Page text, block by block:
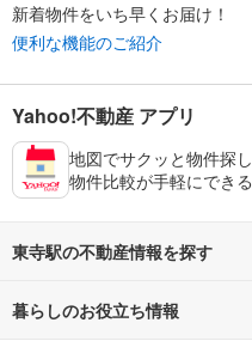
新着物件をいち早くお届け！
便利な機能のご紹介
Yahoo!不動産 アプリ
地図でサクッと物件探し
物件比較が手軽にできる
東寺駅の不動産情報を探す
不動産・住宅
暮らしのお役立ち情報